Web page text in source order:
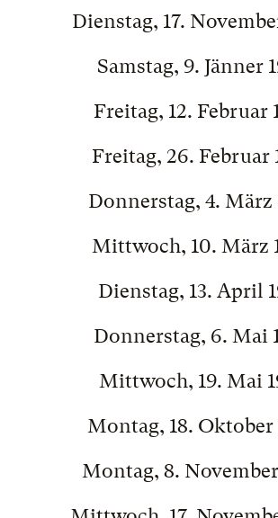
Dienstag, 17.
Samstag, 9. Jänner
Freitag, 12. Februar
Freitag, 26. Februar
Donnerstag, 4. März
Mittwoch, 10. März
Dienstag, 13. April
Donnerstag, 6. Mai
Mittwoch, 19. Mai
Montag, 18. Oktober
Montag, 8. November